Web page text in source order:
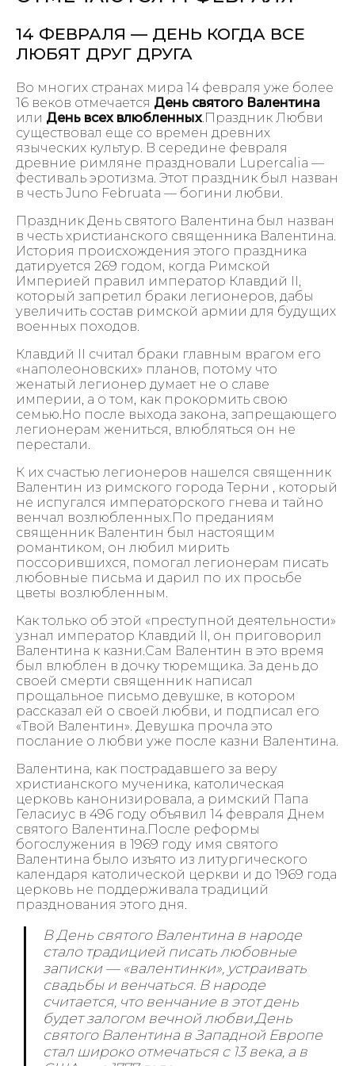
14 ФЕВРАЛЯ — ДЕНЬ КОГДА ВСЕ
ЛЮБЯТ ДРУГ ДРУГА
Во многих странах мира 14 февраля уже более
16 веков отмечается День святого Валентина
или День всех влюбленных.Праздник Любви
существовал еще со времен древних
языческих культур. В середине февраля
древние римляне праздновали Lupercalia —
фестиваль эротизма. Этот праздник был назван
в честь Juno Februata — богини любви.
Праздник День святого Валентина был назван
в честь христианского священника Валентина.
История происхождения этого праздника
датируется 269 годом, когда Римской
Империей правил император Клавдий II,
который запретил браки легионеров, дабы
увеличить состав римской армии для будущих
военных походов.
Клавдий II считал браки главным врагом его
«наполеоновских» планов, потому что
женатый легионер думает не о славе
империи, а о том, как прокормить свою
семью.Но после выхода закона, запрещающего
легионерам жениться, влюбляться он не
перестали.
К их счастью легионеров нашелся священник
Валентин из римского города Терни , который
не испугался императорского гнева и тайно
венчал возлюбленных.По преданиям
священник Валентин был настоящим
романтиком, он любил мирить
поссорившихся, помогал легионерам писать
любовные письма и дарил по их просьбе
цветы возлюбленным.
Как только об этой «преступной деятельности»
узнал император Клавдий II, он приговорил
Валентина к казни.Сам Валентин в это время
был влюблен в дочку тюремщика. За день до
своей смерти священник написал
прощальное письмо девушке, в котором
рассказал ей о своей любви, и подписал его
«Твой Валентин». Девушка прочла это
послание о любви уже после казни Валентина.
Валентина, как пострадавшего за веру
христианского мученика, католическая
церковь канонизировала, а римский Папа
Геласиус в 496 году объявил 14 февраля Днем
святого Валентина.После реформы
богослужения в 1969 году имя святого
Валентина было изъято из литургического
календаря католической церкви и до 1969 года
церковь не поддерживала традиций
празднования этого дня.
В День святого Валентина в народе
стало традицией писать любовные
записки — «валентинки», устраивать
свадьбы и венчаться. В народе
считается, что венчание в этот день
будет залогом вечной любви.День
святого Валентина в Западной Европе
стал широко отмечаться с 13 века, а в